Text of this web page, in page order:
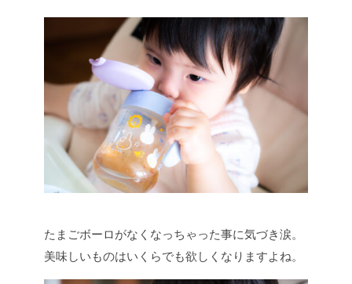
たまごボーロがなくなっちゃった事に気づき涙。
美味しいものはいくらでも欲しくなりますよね。